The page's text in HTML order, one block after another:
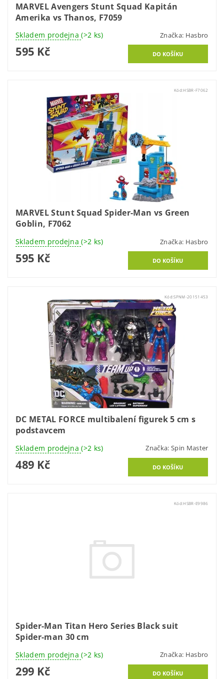
MARVEL Avengers Stunt Squad Kapitán
Amerika vs Thanos, F7059
Skladem prodejna(>2 ks) Značka: Hasbro
595 Kč
Kód:HSBR-F7062
MARVEL Stunt Squad Spider-Man vs Green
Goblin, F7062
Skladem prodejna(>2 ks) Značka: Hasbro
595 Kč
Kód:SPNM-20151453
DC METAL FORCE multibalení figurek 5 cm s
podstavcem
Skladem prodejna(>2 ks) Značka: Spin Master
489 Kč
Kód:HSBR-E9986
Spider-Man Titan Hero Series Black suit
Spider-man 30 cm
Skladem prodejna(>2 ks) Značka: Hasbro
299 Kč